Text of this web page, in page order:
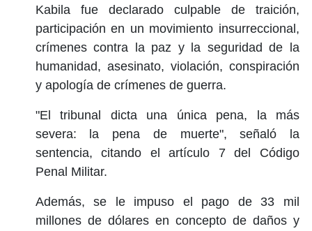
Kabila fue declarado culpable de traición,
participación en un movimiento insurreccional,
crímenes contra la paz y la seguridad de la
humanidad, asesinato, violación, conspiración
y apología de crímenes de guerra.
"El tribunal dicta una única pena, la más
severa: la pena de muerte", señaló la
sentencia, citando el artículo 7 del Código
Penal Militar.
Además, se le impuso el pago de 33 mil
millones de dólares en concepto de daños y